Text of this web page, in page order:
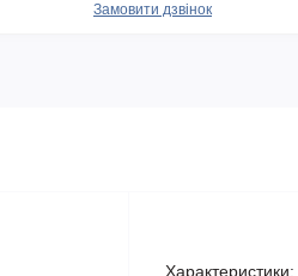
Замовити дзвінок
Характеристики: